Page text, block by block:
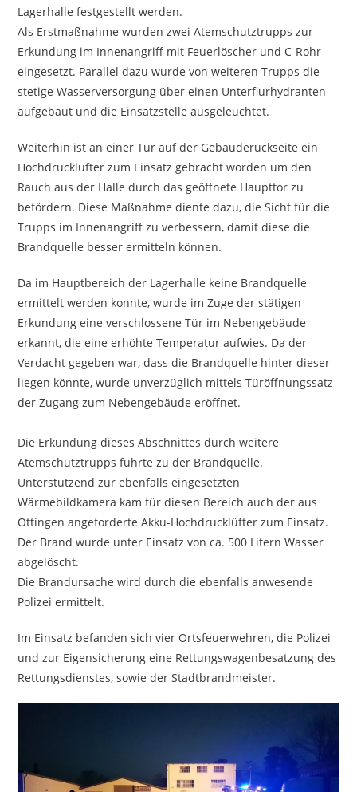
Lagerhalle festgestellt werden.
Als Erstmaßnahme wurden zwei Atemschutztrupps zur
Erkundung im Innenangriff mit Feuerlöscher und C-Rohr
eingesetzt. Parallel dazu wurde von weiteren Trupps die
stetige Wasserversorgung über einen Unterflurhydranten
aufgebaut und die Einsatzstelle ausgeleuchtet.
Weiterhin ist an einer Tür auf der Gebäuderückseite ein
Hochdrucklüfter zum Einsatz gebracht worden um den
Rauch aus der Halle durch das geöffnete Haupttor zu
befördern. Diese Maßnahme diente dazu, die Sicht für die
Trupps im Innenangriff zu verbessern, damit diese die
Brandquelle besser ermitteln können.
Da im Hauptbereich der Lagerhalle keine Brandquelle
ermittelt werden konnte, wurde im Zuge der stätigen
Erkundung eine verschlossene Tür im Nebengebäude
erkannt, die eine erhöhte Temperatur aufwies. Da der
Verdacht gegeben war, dass die Brandquelle hinter dieser
liegen könnte, wurde unverzüglich mittels Türöffnungssatz
der Zugang zum Nebengebäude eröffnet.
Die Erkundung dieses Abschnittes durch weitere
Atemschutztrupps führte zu der Brandquelle.
Unterstützend zur ebenfalls eingesetzten
Wärmebildkamera kam für diesen Bereich auch der aus
Ottingen angeforderte Akku-Hochdrucklüfter zum Einsatz.
Der Brand wurde unter Einsatz von ca. 500 Litern Wasser
abgelöscht.
Die Brandursache wird durch die ebenfalls anwesende
Polizei ermittelt.
Im Einsatz befanden sich vier Ortsfeuerwehren, die Polizei
und zur Eigensicherung eine Rettungswagenbesatzung des
Rettungsdienstes, sowie der Stadtbrandmeister.